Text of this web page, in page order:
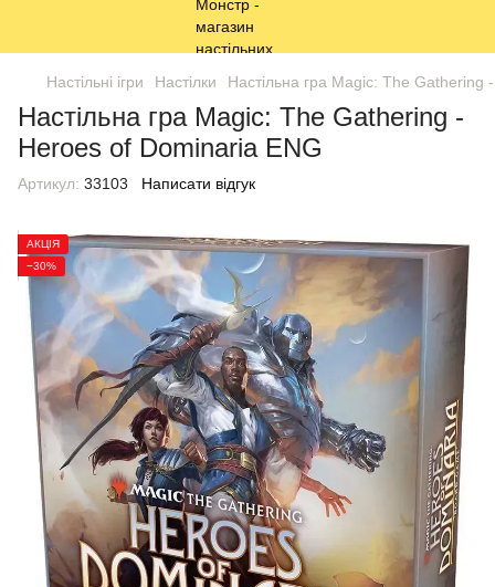
Настільні ігри Настілки Настільна гра Magic: The
Настільна гра Magic: The Gathering -
Heroes of Dominaria ENG
Артикул: 33103 Написати відгук
АКЦІЯ
−30%